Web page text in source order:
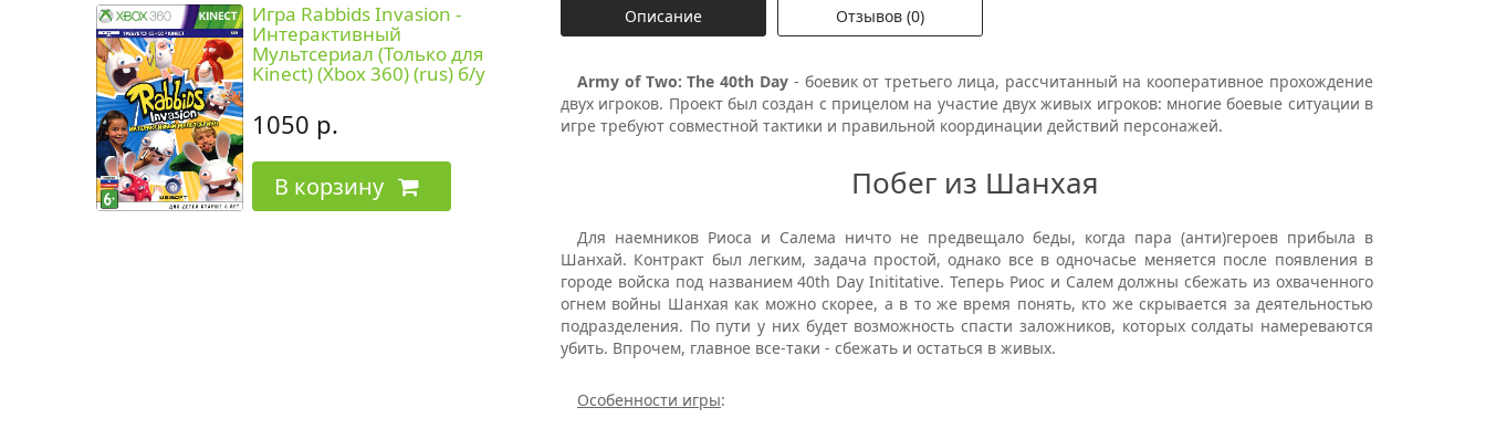
Игра Rabbids Invasion -
Интерактивный
Мультсериал (Только для
Kinect) (Xbox 360) (rus) б/у
1050 р.
В корзину
Описание Отзывов (0)
Army of Two: The 40th Day - боевик от третьего лица, рассчитанный на кооперативное прохождение
двух игроков. Проект был создан с прицелом на участие двух живых игроков: многие боевые ситуации в
игре требуют совместной тактики и правильной координации действий персонажей.
Побег из Шанхая
Для наемников Риоса и Салема ничто не предвещало беды, когда пара (анти)героев прибыла в
Шанхай. Контракт был легким, задача простой, однако все в одночасье меняется после появления в
городе войска под названием 40th Day Inititative. Теперь Риос и Салем должны сбежать из охваченного
огнем войны Шанхая как можно скорее, а в то же время понять, кто же скрывается за деятельностью
подразделения. По пути у них будет возможность спасти заложников, которых солдаты намереваются
убить. Впрочем, главное все-таки - сбежать и остаться в живых.
Особенности игры: